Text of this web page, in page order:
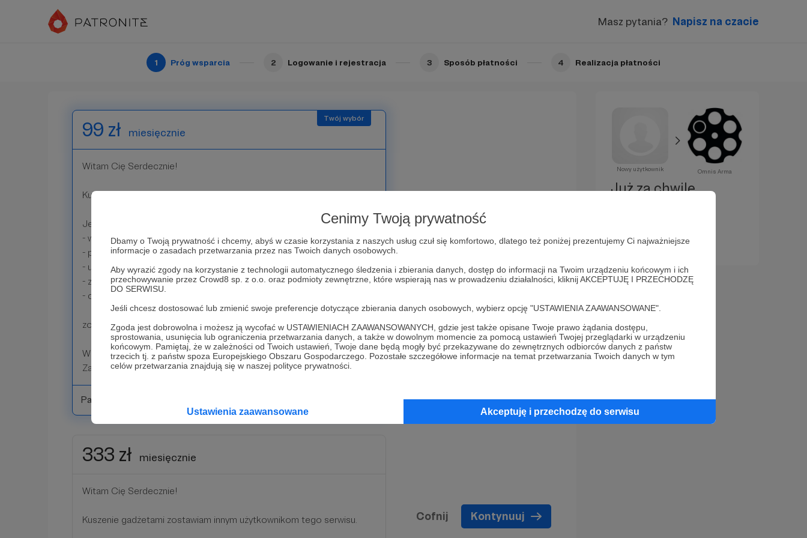
Cenimy Twoją prywatność
Dbamy o Twoją prywatność i chcemy, abyś w czasie korzystania z naszych usług czuł się komfortowo, dlatego też poniżej prezentujemy Ci najważniejsze
informacje o zasadach przetwarzania przez nas Twoich danych osobowych.
Aby wyrazić zgody na korzystanie z technologii automatycznego śledzenia i zbierania danych, dostęp do informacji na Twoim urządzeniu końcowym i ich
przechowywanie przez Crowd8 sp. z o.o. oraz podmioty zewnętrzne, które wspierają nas w prowadzeniu działalności, kliknij AKCEPTUJĘ I PRZECHODZĘ
DO SERWISU.
Jeśli chcesz dostosować lub zmienić swoje preferencje dotyczące zbierania danych osobowych, wybierz opcję "USTAWIENIA ZAAWANSOWANE".
Zgoda jest dobrowolna i możesz ją wycofać w USTAWIENIACH ZAAWANSOWANYCH, gdzie jest także opisane Twoje prawo żądania dostępu,
sprostowania, usunięcia lub ograniczenia przetwarzania danych, a także w dowolnym momencie za pomocą ustawień Twojej przeglądarki w urządzeniu
końcowym. Pamiętaj, że w zależności od Twoich ustawień, Twoje dane będą mogły być przekazywane do zewnętrznych odbiorców danych z państw
trzecich tj. z państw spoza Europejskiego Obszaru Gospodarczego. Pozostałe szczegółowe informacje na temat przetwarzania Twoich danych w tym
celów przetwarzania znajdują się w naszej polityce prywatności.
Ustawienia zaawansowane Akceptuję i przechodzę do serwisu
Masz pytania? Napisz na czacie
1 Próg wsparcia 2 Logowanie i rejestracja 3 Sposób płatności 4 Realizacja płatności
Wspierasz za tyle ile chcesz. Każda kwota się liczy.
99 zł miesięcznie
Witam Cię Serdecznie!
Kuszenie gadżetami zostawiam innym użytkownikom tego serwisu.
Jeżeli chcesz:
- wesprzeć tworzenie i rozwój kanału na YouTube
- pomóc w zbieraniu funduszy na sprzęt do eksperymentów
- uzyskać odpowiedzi na nurtujące Cię pytania (100% komentarzy)
- zaproponować nowe tematy filmów (priorytet)
- czasem zobaczyć coś więcej niż na YT
zostań Omnis Mecenasem!
Wspierasz za tyle ile chcesz. Każda kwota się liczy.
Za każde wsparcie dziękuję!
Patroni: 0
333 zł miesięcznie
Witam Cię Serdecznie!
Kuszenie gadżetami zostawiam innym użytkownikom tego serwisu. Cofnij Kontynuuj
Nowy użytkownik Omnis Arma
Już za chwilę